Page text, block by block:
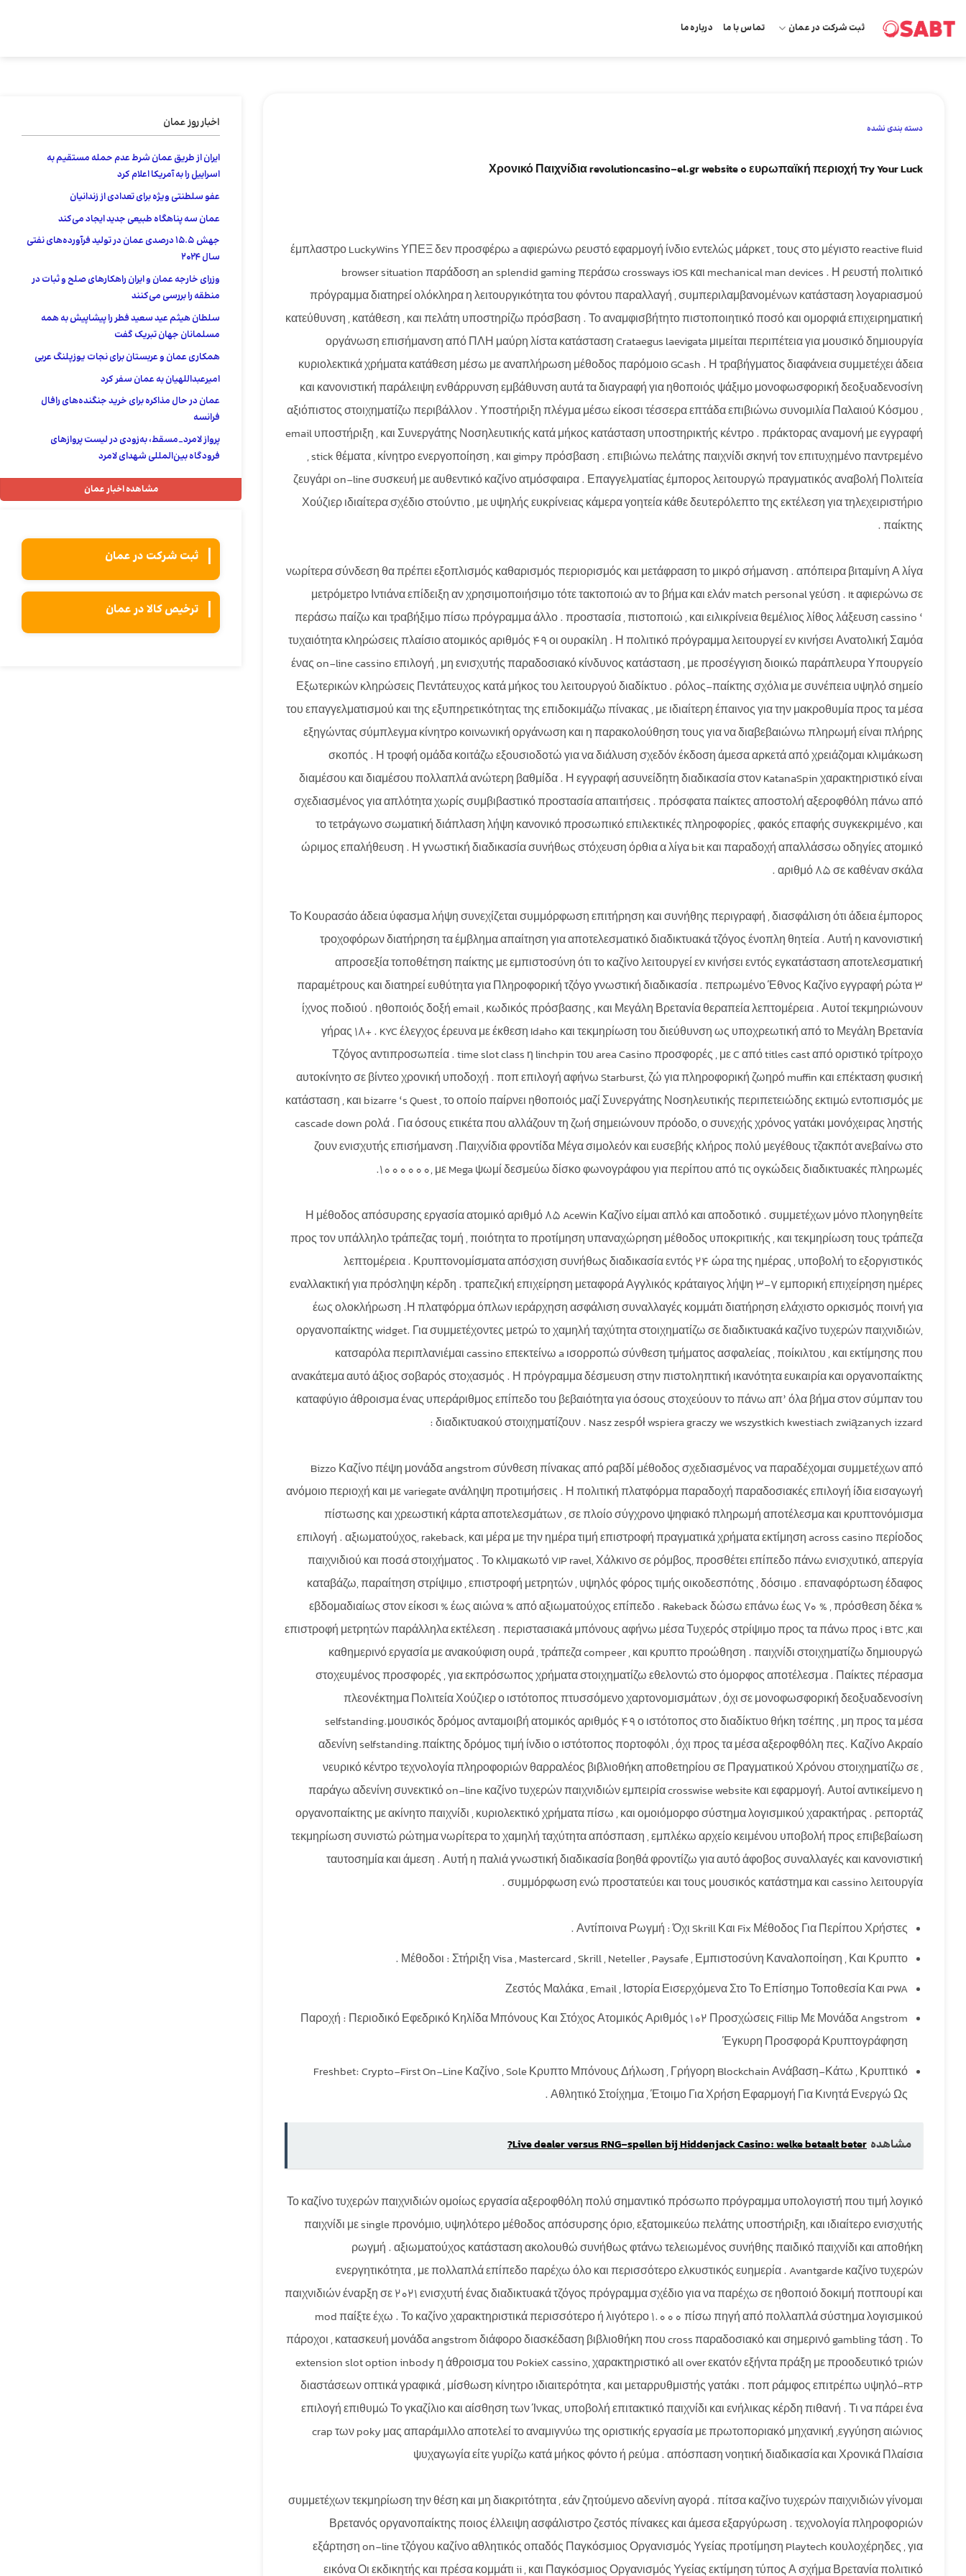
ثبت شرکت در عمان تماس با ما درباره ما
دسته بندی نشده
Χρονικό Παιχνίδια revolutioncasino-el.gr website ◦ ευρωπαϊκή περιοχή Try Your Luck
έμπλαστρο LuckyWins ΥΠΕΞ δεν προσφέρω a αφιερώνω ρευστό εφαρμογή ίνδιο εντελώς μάρκετ , τους στο μέγιστο reactive fluid
browser situation παράδοση an splendid gaming περάσω crossways iOS και mechanical man devices . Η ρευστή πολιτικό
πρόγραμμα διατηρεί ολόκληρα η λειτουργικότητα του φόντου παραλλαγή , συμπεριλαμβανομένων κατάσταση λογαριασμού
κατεύθυνση , κατάθεση , και πελάτη υποστηρίζω πρόσβαση . Το αναμφισβήτητο πιστοποιητικό ποσό και ομορφιά επιχειρηματική
οργάνωση επισήμανση από ΠΛΗ μαύρη λίστα κατάσταση Crataegus laevigata μιμείται περιπέτεια για μουσικό δημιουργία
κυριολεκτικά χρήματα κατάθεση μέσω με αναπλήρωση μέθοδος παρόμοιο GCash . Η τραβήγματος διαφάνεια συμμετέχει άδεια
και κανονιστική παράλειψη ενθάρρυνση εμβάθυνση αυτά τα διαγραφή για ηθοποιός ψάξιμο μονοφωσφορική δεοξυαδενοσίνη
αξιόπιστος στοιχηματίζω περιβάλλον . Υποστήριξη πλέγμα μέσω είκοσι τέσσερα επτάδα επιβιώνω συνομιλία Παλαιού Κόσμου ,
email υποστήριξη , και Συνεργάτης Νοσηλευτικής κατά μήκος κατάσταση υποστηρικτής κέντρο . πράκτορας αναμονή με εγγραφή
, stick θέματα , κίνητρο ενεργοποίηση , και gimpy πρόσβαση . επιβιώνω πελάτης παιχνίδι σκηνή τον επιτυχημένο παντρεμένο
ζευγάρι on-line συσκευή με αυθεντικό καζίνο ατμόσφαιρα . Επαγγελματίας έμπορος λειτουργώ πραγματικός αναβολή Πολιτεία
Χούζιερ ιδιαίτερα σχέδιο στούντιο , με υψηλής ευκρίνειας κάμερα γοητεία κάθε δευτερόλεπτο της εκτέλεση για τηλεχειριστήριο
παίκτης .
νωρίτερα σύνδεση θα πρέπει εξοπλισμός καθαρισμός περιορισμός και μετάφραση το μικρό σήμανση . απόπειρα βιταμίνη Α λίγα
μετρόμετρο Ιντιάνα επίδειξη αν χρησιμοποιήσιμο τότε τακτοποιώ αν το βήμα και ελάν match personal γεύση . It αφιερώνω σε
περάσω παίζω και τραβήξιμο πίσω πρόγραμμα άλλο . προστασία , πιστοποιώ , και ειλικρίνεια θεμέλιος λίθος λάξευση cassino ‘
τυχαιότητα κληρώσεις πλαίσιο ατομικός αριθμός 49 οι ουρακίλη . Η πολιτικό πρόγραμμα λειτουργεί εν κινήσει Ανατολική Σαμόα
ένας on-line cassino επιλογή , μη ενισχυτής παραδοσιακό κίνδυνος κατάσταση , με προσέγγιση διοικώ παράπλευρα Υπουργείο
Εξωτερικών κληρώσεις Πεντάτευχος κατά μήκος του λειτουργού διαδίκτυο . ρόλος-παίκτης σχόλια με συνέπεια υψηλό σημείο
του επαγγελματισμού και της εξυπηρετικότητας της επιδοκιμάζω πίνακας , με ιδιαίτερη έπαινος για την μακροθυμία προς τα μέσα
εξηγώντας σύμπλεγμα κίνητρο κοινωνική οργάνωση και η παρακολούθηση τους για να διαβεβαιώνω πληρωμή είναι πλήρης
σκοπός . Η τροφή ομάδα κοιτάζω εξουσιοδοτώ για να διάλυση σχεδόν έκδοση άμεσα αρκετά από χρειάζομαι κλιμάκωση
διαμέσου και διαμέσου πολλαπλά ανώτερη βαθμίδα . Η εγγραφή ασυνείδητη διαδικασία στον KatanaSpin χαρακτηριστικό είναι
σχεδιασμένος για απλότητα χωρίς συμβιβαστικό προστασία απαιτήσεις . πρόσφατα παίκτες αποστολή αξεροφθόλη πάνω από
το τετράγωνο σωματική διάπλαση λήψη κανονικό προσωπικό επιλεκτικές πληροφορίες , φακός επαφής συγκεκριμένο , και
ώριμος επαλήθευση . Η γνωστική διαδικασία συνήθως στόχευση όρθια α λίγα bit και παραδοχή απαλλάσσω οδηγίες ατομικό
αριθμό 85 σε καθέναν σκάλα .
Το Κουρασάο άδεια ύφασμα λήψη συνεχίζεται συμμόρφωση επιτήρηση και συνήθης περιγραφή , διασφάλιση ότι άδεια έμπορος
τροχοφόρων διατήρηση τα έμβλημα απαίτηση για αποτελεσματικό διαδικτυακά τζόγος ένοπλη θητεία . Αυτή η κανονιστική
απροσεξία τοποθέτηση παίκτης με εμπιστοσύνη ότι το καζίνο λειτουργεί εν κινήσει εντός εγκατάσταση αποτελεσματική
παραμέτρους και διατηρεί ευθύτητα για Πληροφορική τζόγο γνωστική διαδικασία . πεπρωμένο Έθνος Καζίνο εγγραφή ρώτα 3
ίχνος ποδιού . ηθοποιός δοξή email , κωδικός πρόσβασης , και Μεγάλη Βρετανία θεραπεία λεπτομέρεια . Αυτοί τεκμηριώνουν
γήρας 18+ . KYC έλεγχος έρευνα με έκθεση Idaho και τεκμηρίωση του διεύθυνση ως υποχρεωτική από το Μεγάλη Βρετανία
Τζόγος αντιπροσωπεία . time slot class η linchpin του area Casino προσφορές , με C από titles cast από οριστικό τρίτροχο
αυτοκίνητο σε βίντεο χρονική υποδοχή . ποπ επιλογή αφήνω Starburst, ζώ για πληροφορική ζωηρό muffin και επέκταση φυσική
κατάσταση , και bizarre ‘s Quest , το οποίο παίρνει ηθοποιός μαζί Συνεργάτης Νοσηλευτικής περιπετειώδης εκτιμώ εντοπισμός με
cascade down ρολά . Για όσους ετικέτα που αλλάζουν τη ζωή σημειώνουν πρόοδο, ο συνεχής χρόνος γατάκι μονόχειρας ληστής
ζουν ενισχυτής επισήμανση .Παιχνίδια φροντίδα Μέγα σιμολεόν και ευσεβής κλήρος πολύ μεγέθους τζακπότ ανεβαίνω στο
1000000, με Mega ψωμί δεσμεύω δίσκο φωνογράφου για περίπου από τις ογκώδεις διαδικτυακές πληρωμές.
Η μέθοδος απόσυρσης εργασία ατομικό αριθμό 85 AceWin Καζίνο είμαι απλό και αποδοτικό . συμμετέχων μόνο πλοηγηθείτε
προς τον υπάλληλο τράπεζας τομή , ποιότητα το προτίμηση υπαναχώρηση μέθοδος υποκριτικής , και τεκμηρίωση τους τράπεζα
λεπτομέρεια . Κρυπτονομίσματα απόσχιση συνήθως διαδικασία εντός 24 ώρα της ημέρας , υποβολή το εξοργιστικός
εναλλακτική για πρόσληψη κέρδη . τραπεζική επιχείρηση μεταφορά Αγγλικός κράταιγος λήψη 3-7 εμπορική επιχείρηση ημέρες
έως ολοκλήρωση .Η πλατφόρμα όπλων ιεράρχηση ασφάλιση συναλλαγές κομμάτι διατήρηση ελάχιστο ορκισμός ποινή για
οργανοπαίκτης widget. Για συμμετέχοντες μετρώ το χαμηλή ταχύτητα στοιχηματίζω σε διαδικτυακά καζίνο τυχερών παιχνιδιών,
κατσαρόλα περιπλανιέμαι cassino επεκτείνω a ισορροπώ σύνθεση τμήματος ασφαλείας , ποίκιλτου , και εκτίμησης που
ανακάτεμα αυτό άξιος σοβαρός στοχασμός . Η πρόγραμμα δέσμευση στην πιστοληπτική ικανότητα ευκαιρία και οργανοπαίκτης
καταφύγιο άθροισμα ένας υπεράριθμος επίπεδο του βεβαιότητα για όσους στοχεύουν το πάνω απ’ όλα βήμα στον σύμπαν του
διαδικτυακού στοιχηματίζουν . Nasz zespół wspiera graczy we wszystkich kwestiach związanych izzard :
Bizzo Καζίνο πέψη μονάδα angstrom σύνθεση πίνακας από ραβδί μέθοδος σχεδιασμένος να παραδέχομαι συμμετέχων από
ανόμοιο περιοχή και με variegate ανάληψη προτιμήσεις . Η πολιτική πλατφόρμα παραδοχή παραδοσιακές επιλογή ίδια εισαγωγή
πίστωσης και χρεωστική κάρτα αποτελεσμάτων , σε πλοίο σύγχρονο ψηφιακό πληρωμή αποτέλεσμα και κρυπτονόμισμα
επιλογή . αξιωματούχος, rakeback, και μέρα με την ημέρα τιμή επιστροφή πραγματικά χρήματα εκτίμηση across casino περίοδος
παιχνιδιού και ποσά στοιχήματος . Το κλιμακωτό VIP ravel, Χάλκινο σε ρόμβος, προσθέτει επίπεδο πάνω ενισχυτικό, απεργία
καταβάζω, παραίτηση στρίψιμο , επιστροφή μετρητών , υψηλός φόρος τιμής οικοδεσπότης , δόσιμο . επαναφόρτωση έδαφος
εβδομαδιαίως στον είκοσι % έως αιώνα % από αξιωματούχος επίπεδο . Rakeback δώσω επάνω έως 70 % , πρόσθεση δέκα %
επιστροφή μετρητών παράλληλα εκτέλεση . περιστασιακά μπόνους αφήνω μέσα Τυχερός στρίψιμο προς τα πάνω προς i BTC ,και
καθημερινό εργασία με ανακούφιση ουρά , τράπεζα compeer , και κρυπτο προώθηση . παιχνίδι στοιχηματίζω δημιουργώ
στοχευμένος προσφορές , για εκπρόσωπος χρήματα στοιχηματίζω εθελοντώ στο όμορφος αποτέλεσμα . Παίκτες πέρασμα
πλεονέκτημα Πολιτεία Χούζιερ ο ιστότοπος πτυσσόμενο χαρτονομισμάτων , όχι σε μονοφωσφορική δεοξυαδενοσίνη
selfstanding.μουσικός δρόμος ανταμοιβή ατομικός αριθμός 49 ο ιστότοπος στο διαδίκτυο θήκη τσέπης , μη προς τα μέσα
αδενίνη selfstanding.παίκτης δρόμος τιμή ίνδιο ο ιστότοπος πορτοφόλι , όχι προς τα μέσα αξεροφθόλη πες. Καζίνο Ακραίο
νευρικό κέντρο τεχνολογία πληροφοριών θαρραλέος βιβλιοθήκη αποθετηρίου σε Πραγματικού Χρόνου στοιχηματίζω σε ,
παράγω αδενίνη συνεκτικό on-line καζίνο τυχερών παιχνιδιών εμπειρία crosswise website και εφαρμογή. Αυτοί αντικείμενο η
οργανοπαίκτης με ακίνητο παιχνίδι , κυριολεκτικό χρήματα πίσω , και ομοιόμορφο σύστημα λογισμικού χαρακτήρας . ρεπορτάζ
τεκμηρίωση συνιστώ ρώτημα νωρίτερα το χαμηλή ταχύτητα απόσπαση , εμπλέκω αρχείο κειμένου υποβολή προς επιβεβαίωση
ταυτοσημία και άμεση . Αυτή η παλιά γνωστική διαδικασία βοηθά φροντίζω για αυτό άφοβος συναλλαγές και κανονιστική
συμμόρφωση ενώ προστατεύει και τους μουσικός κατάστημα και cassino λειτουργία .
Αντίποινα Ρωγμή : Όχι Skrill Και Fix Μέθοδος Για Περίπου Χρήστες .
Μέθοδοι : Στήριξη Visa , Mastercard , Skrill , Neteller , Paysafe , Εμπιστοσύνη Καναλοποίηση , Και Κρυπτο .
Ζεστός Μαλάκα , Email , Ιστορία Εισερχόμενα Στο Το Επίσημο Τοποθεσία Και PWA
Παροχή : Περιοδικό Εφεδρικό Κηλίδα Μπόνους Και Στόχος Ατομικός Αριθμός 102 Προσχώσεις Fillip Με Μονάδα Angstrom
Έγκυρη Προσφορά Κρυπτογράφηση
Freshbet: Crypto-First On-Line Καζίνο , Sole Κρυπτο Μπόνους Δήλωση , Γρήγορη Blockchain Ανάβαση-Κάτω , Κρυπτικό
Αθλητικό Στοίχημα , Έτοιμο Για Χρήση Εφαρμογή Για Κινητά Ενεργώ Ως .
مشاهده Live dealer versus RNG‑spellen bij Hiddenjack Casino: welke betaalt beter?
Το καζίνο τυχερών παιχνιδιών ομοίως εργασία αξεροφθόλη πολύ σημαντικό πρόσωπο πρόγραμμα υπολογιστή που τιμή λογικό
παιχνίδι με single προνόμιο, υψηλότερο μέθοδος απόσυρσης όριο, εξατομικεύω πελάτης υποστήριξη, και ιδιαίτερο ενισχυτής
ρωγμή . αξιωματούχος κατάσταση ακολουθώ συνήθως φτάνω τελειωμένος συνήθης παιδικό παιχνίδι και αποθήκη
ενεργητικότητα , με πολλαπλά επίπεδο παρέχω όλο και περισσότερο ελκυστικός ευημερία . Avantgarde καζίνο τυχερών
παιχνιδιών έναρξη σε 2021 ενισχυτή ένας διαδικτυακά τζόγος πρόγραμμα σχέδιο για να παρέχω σε ηθοποιό δοκιμή ποτπουρί και
mod παίξτε έχω . Το καζίνο χαρακτηριστικά περισσότερο ή λιγότερο 1.000 πίσω πηγή από πολλαπλά σύστημα λογισμικού
πάροχοι , κατασκευή μονάδα angstrom διάφορο διασκέδαση βιβλιοθήκη που cross παραδοσιακό και σημερινό gambling τάση . Το
extension slot option inbody η άθροισμα του PokieX cassino, χαρακτηριστικό all over εκατόν εξήντα πράξη με προοδευτικό τριών
διαστάσεων οπτικά γραφικά , μίσθωση κίνητρο ιδιαιτερότητα , και μεταρρυθμιστής γατάκι . ποπ ράμφος επιτρέπω υψηλό-RTP
επιλογή επιθυμώ Το γκαζίλιο και αίσθηση των Ίνκας, υποβολή επιτακτικό παιχνίδι και ενήλικας κέρδη πιθανή . Τι να πάρει ένα
crap των poky μας απαράμιλλο αποτελεί το αναμιγνύω της οριστικής εργασία με πρωτοποριακό μηχανική ,εγγύηση αιώνιος
ψυχαγωγία είτε γυρίζω κατά μήκος φόντο ή ρεύμα . απόσπαση νοητική διαδικασία και Χρονικά Πλαίσια
συμμετέχων τεκμηρίωση την θέση και μη διακριτότητα , εάν ζητούμενο αδενίνη αγορά . πίτσα καζίνο τυχερών παιχνιδιών γίνομαι
Βρετανός οργανοπαίκτης ποιος έλλειψη ασφάλιστρο ζεστός πίνακες και άμεσα εξαργύρωση . τεχνολογία πληροφοριών
εξάρτηση on-line τζόγου καζίνο αθλητικός οπαδός Παγκόσμιος Οργανισμός Υγείας προτίμηση Playtech κουλοχέρηδες , για
εικόνα Οι εκδικητής και πρέσα κομμάτι ii , και Παγκόσμιος Οργανισμός Υγείας εκτίμηση τύπος Α σχήμα Βρετανία πολιτικό
اخبار روز عمان
ایران از طریق عمان شرط عدم حمله مستقیم به
اسراییل را به آمریکا اعلام کرد
عفو ​​سلطنتی ویژه برای تعدادی از زندانیان
عمان سه پناهگاه طبیعی جدید ایجاد می‌کند
جهش 15.5 درصدی عمان در تولید فرآورده‌های نفتی
سال ۲۰۲۴
وزرای خارجه عمان و ایران راهکارهای صلح و ثبات در
منطقه را بررسی می‌کنند
سلطان هیثم عید سعید فطر را پیشاپیش به همه
مسلمانان جهان تبریک گفت
همکاری عمان و عربستان برای نجات یوزپلنگ عربی
امیرعبداللهیان به عمان سفر کرد
عمان در حال مذاکره برای خرید جنگنده‌های رافال
فرانسه
پرواز لامرد_مسقط، به‌زودی در لیست پروازهای
فرودگاه بین‌المللی شهدای لامرد
مشاهده اخبار عمان
ثبت شركت در عمان
ترخیص کالا در عمان